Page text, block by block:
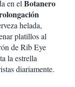
en elBotanero
helada,
platillos al
de Rib Eye
la estrella
diariamente.